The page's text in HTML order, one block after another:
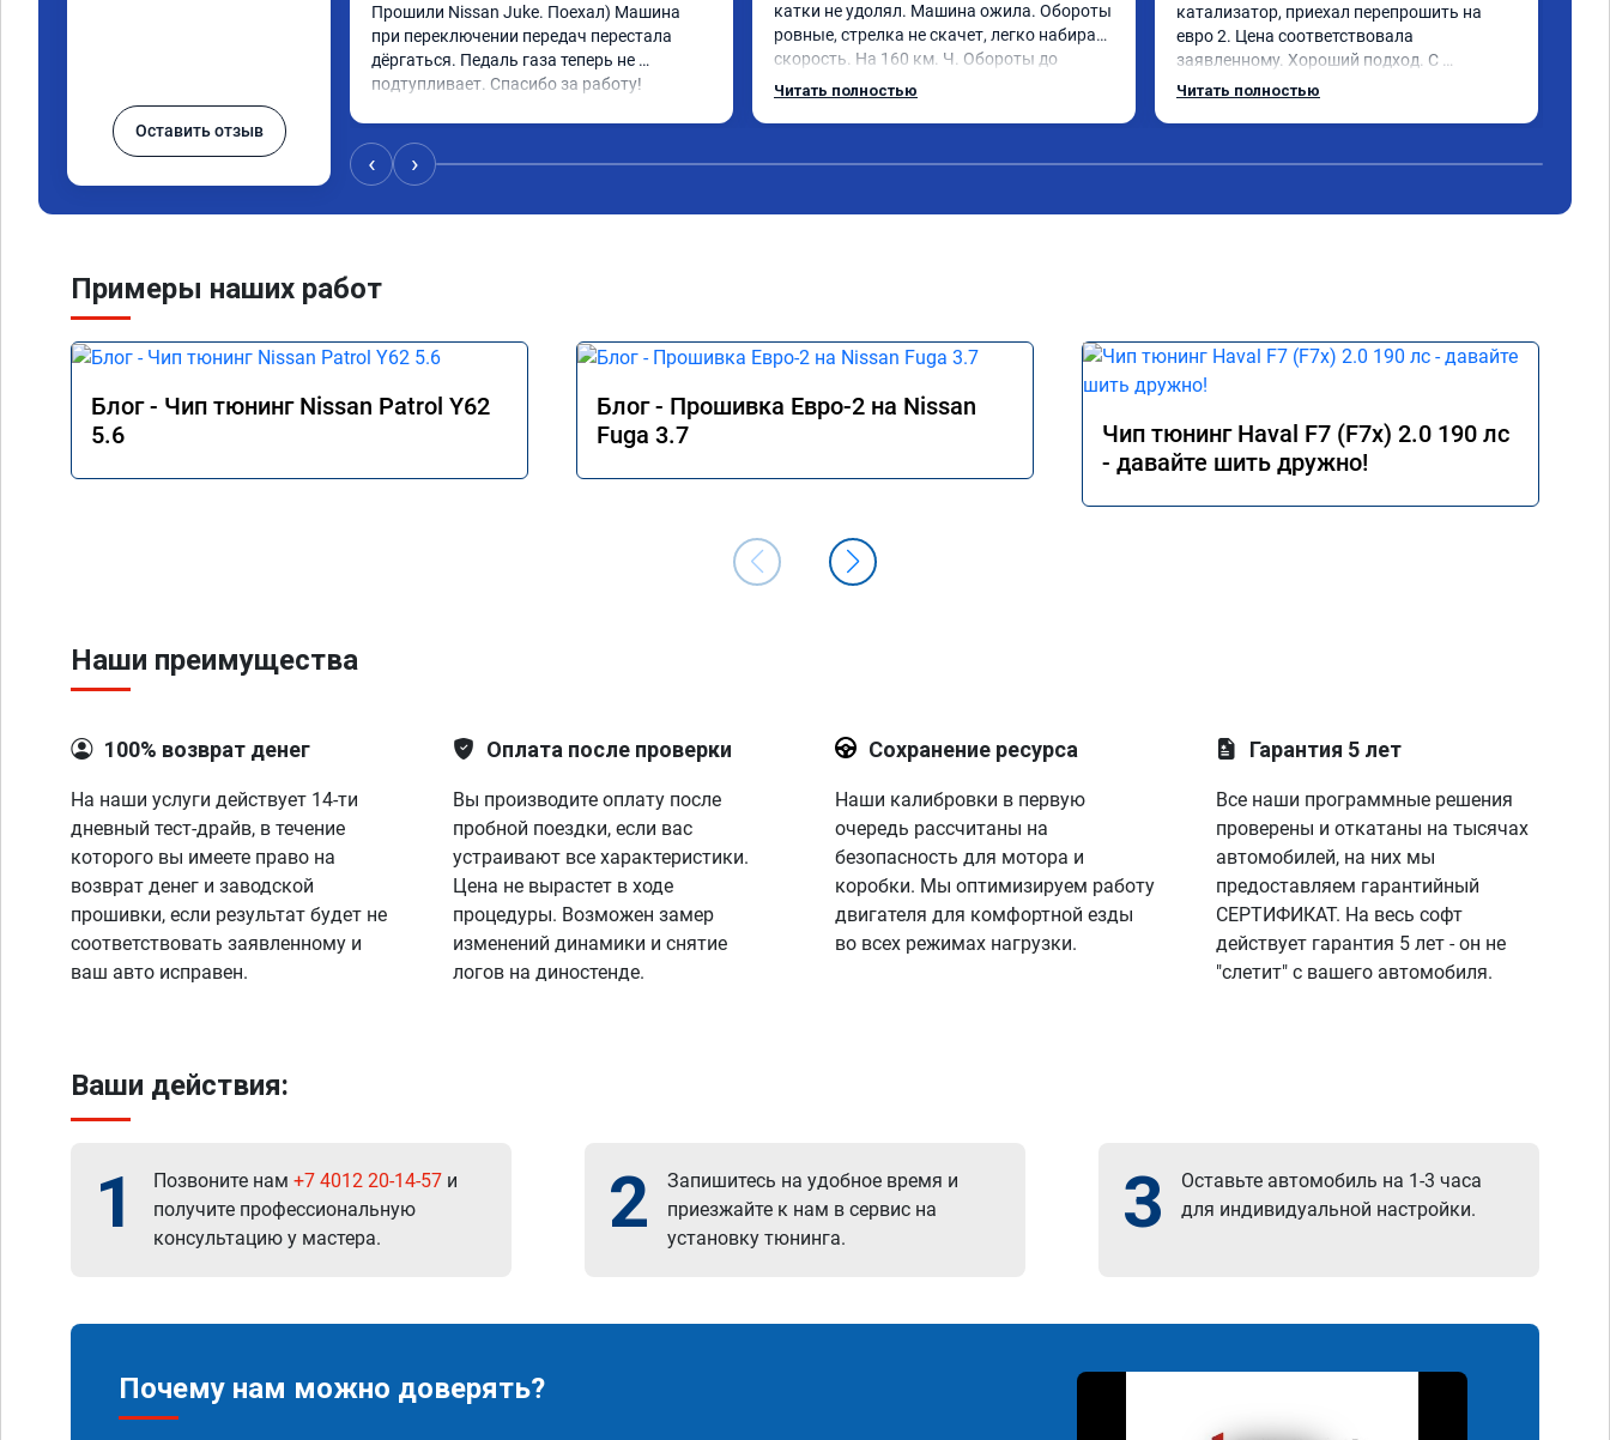
Оставить отзыв
Прошили Nissan Juke. Поехал) Машина
при переключении передач перестала
дёргаться. Педаль газа теперь не
подтупливает. Спасибо за работу!
катки не удолял. Машина ожила. Обороты
ровные, стрелка не скачет, легко набирает
скорость. На 160 км. Ч. Обороты до
3000.расход тот-же без изменения 12л.
Читать полностью
катализатор, приехал перепрошить на
евро 2. Цена соответствовала
заявленному. Хороший подход. С
уважением общались. Благодарю за
Читать полностью
‹ ›
Примеры наших работ
Блог - Чип тюнинг Nissan Patrol Y62
5.6
Блог - Прошивка Евро-2 на Nissan
Fuga 3.7
Чип тюнинг Haval F7 (F7x) 2.0 190 лс
- давайте шить дружно!
Наши преимущества
100% возврат денег
На наши услуги действует 14-ти
дневный тест-драйв, в течение
которого вы имеете право на
возврат денег и заводской
прошивки, если результат будет не
соответствовать заявленному и
ваш авто исправен.
Оплата после проверки
Вы производите оплату после
пробной поездки, если вас
устраивают все характеристики.
Цена не вырастет в ходе
процедуры. Возможен замер
изменений динамики и снятие
логов на диностенде.
Сохранение ресурса
Наши калибровки в первую
очередь рассчитаны на
безопасность для мотора и
коробки. Мы оптимизируем работу
двигателя для комфортной езды
во всех режимах нагрузки.
Гарантия 5 лет
Все наши программные решения
проверены и откатаны на тысячах
автомобилей, на них мы
предоставляем гарантийный
СЕРТИФИКАТ. На весь софт
действует гарантия 5 лет - он не
"слетит" с вашего автомобиля.
Ваши действия:
1 Позвоните нам +7 4012 20-14-57 и
получите профессиональную
консультацию у мастера.
2
Запишитесь на удобное время и
приезжайте к нам в сервис на
установку тюнинга.
3
Оставьте автомобиль на 1-3 часа
для индивидуальной настройки.
Почему нам можно доверять?